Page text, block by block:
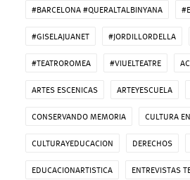
#BARCELONA #QUERALTALBINYANA
#GISELAJUANET #JORDILLORDELLA
#TEATROROMEA #VIUELTEATRE
ARTES ESCENICAS ARTEYESCUELA
CONSERVANDO MEMORIA CULTURA
CULTURAYEDUCACION DERECHOS
EDUCACIONARTISTICA ENTREVISTAS